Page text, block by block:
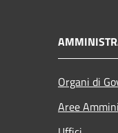
Organi di
Aree